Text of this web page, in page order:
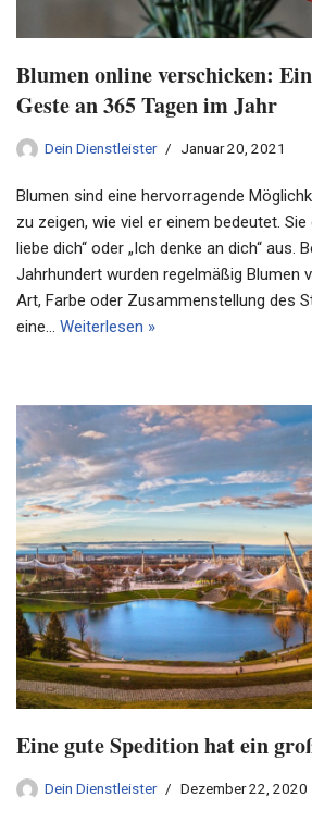
Blumen online verschicken:
Geste an 365 Tagen im Jahr
Dein Dienstleister Januar 20, 2021
Blumen sind eine hervorragende
zu zeigen, wie viel er einem bedeutet.
liebe dich“ oder „Ich denke an dich“ aus.
Jahrhundert wurden regelmäßig Blumen
Art, Farbe oder Zusammenstellung des
eine… Weiterlesen »
Eine gute Spedition hat ein
Dein Dienstleister Dezember 22, 2020